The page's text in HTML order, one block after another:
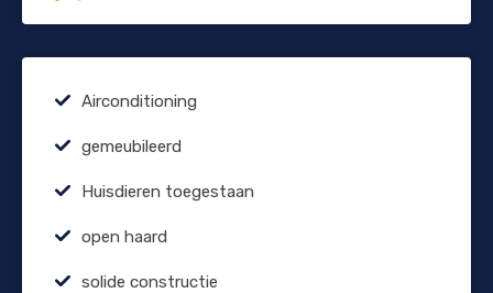
Airconditioning
gemeubileerd
Huisdieren toegestaan
open haard
solide constructie